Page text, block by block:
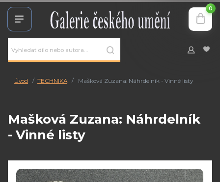
0
Úvod TECHNIKA Mašková Zuzana: Náhrdelník - Vinné listy
Mašková Zuzana: Náhrdelník
- Vinné listy